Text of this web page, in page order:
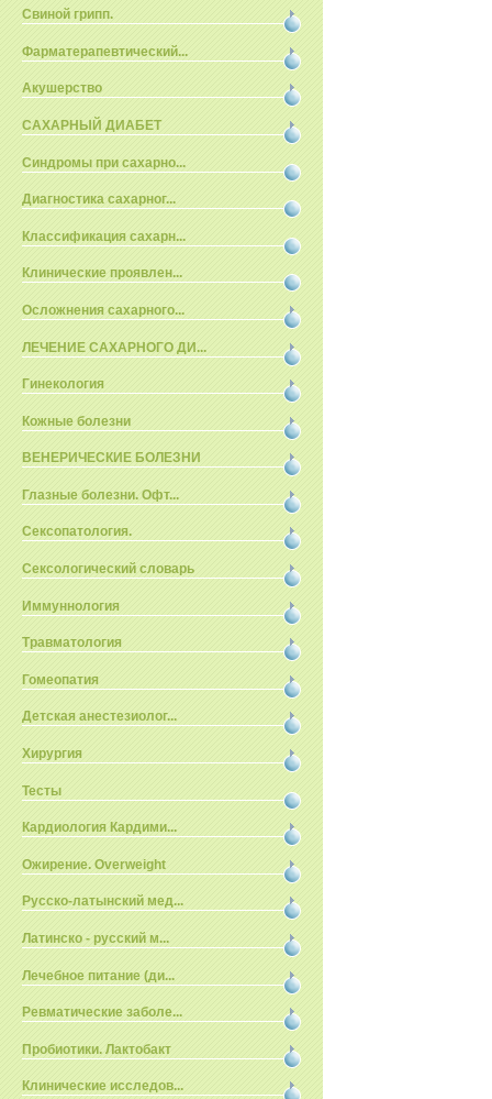
Свиной грипп.
Фарматерапевтический...
Акушерство
САХАРНЫЙ ДИАБЕТ
Синдромы при сахарно...
Диагностика сахарног...
Классификация сахарн...
Клинические проявлен...
Осложнения сахарного...
ЛЕЧЕНИЕ САХАРНОГО ДИ...
Гинекология
Кожные болезни
ВЕНЕРИЧЕСКИЕ БОЛЕЗНИ
Глазные болезни. Офт...
Сексопатология.
Сексологический словарь
Иммуннология
Травматология
Гомеопатия
Детская анестезиолог...
Хирургия
Тесты
Кардиология Кардими...
Ожирение. Overweight
Русско-латынский мед...
Латинско - русский м...
Лечебное питание (ди...
Ревматические заболе...
Пробиотики. Лактобакт
Клинические исследов...